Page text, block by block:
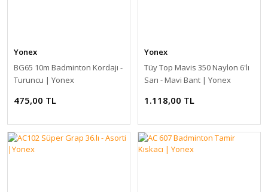
Yonex
BG65 10m Badminton Kordajı -
Turuncu | Yonex
475,00 TL
Yonex
Tüy Top Mavis 350 Naylon 6'lı
Sarı - Mavi Bant | Yonex
1.118,00 TL